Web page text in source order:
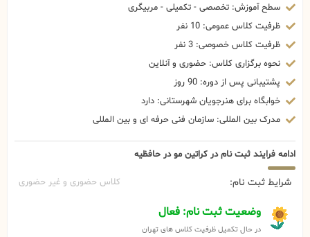
سطح آموزش: تخصصی - تکمیلی - مربیگری
ظرفیت کلاس عمومی: 10 نفر
ظرفیت کلاس خصوصی: 3 نفر
نحوه برگزاری کلاس: حضوری و آنلاین
پشتیبانی پس از دوره: 90 روز
خوابگاه برای هنرجویان شهرستانی: دارد
مدرک بین المللی: سازمان فنی حرفه ای و بین المللی
ادامه فرایند ثبت نام در کراتین مو در حافظیه
شرایط ثبت نام: کلاس حضوری و غیر حضوری
وضعیت ثبت نام: فعال
در حال تکمیل ظرفیت کلاس های تهران